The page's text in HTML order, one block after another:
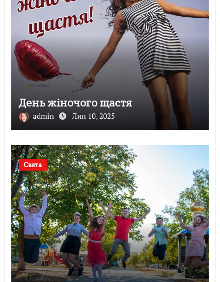
День жіночого щастя
admin Лип 10, 2025
Свята